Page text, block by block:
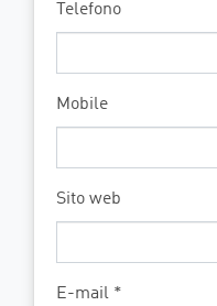
Telefono
Mobile
Sito web
E-mail *